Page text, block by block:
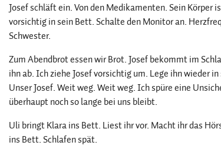
Josef schläft ein. Von den Medikamenten. Sein Körper
vorsichtig in sein Bett. Schalte den Monitor an.
Schwester.
Zum Abendbrot essen wir Brot. Josef bekommt im
ihn ab. Ich ziehe Josef vorsichtig um. Lege ihn wieder
Unser Josef. Weit weg. Weit weg. Ich spüre eine
überhaupt noch so lange bei uns bleibt.
Uli bringt Klara ins Bett. Liest ihr vor. Macht ihr das
ins Bett. Schlafen spät.